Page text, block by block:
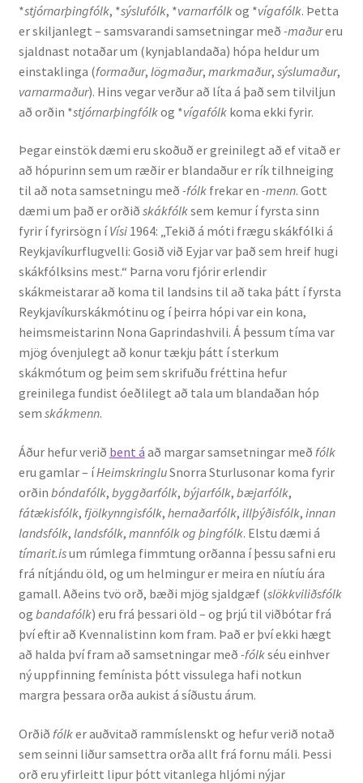
Staða íslenskunnar
Ritverk og erindi
Bækur
Önnur ritverk
Ritrýndar greinar
Óritrýnt fræðilegt efni
Málfarspistlar
Fræðilegir fyrirlestrar
Ýmis erindi
Blaðaefni
Administration
CV
Publications
Research
Teaching
*stjórnarþingfólk, *sýslufólk, *varnarfólkog *vígafólk. Þetta
er skiljanlegt – samsvarandi samsetningar með -maðureru
sjaldnast notaðar um (kynjablandaða) hópa heldur um
einstaklinga (formaður, lögmaður, markmaður, sýslumaður,
varnarmaður). Hins vegar verður að líta á það sem tilviljun
að orðin *stjórnarþingfólkog *vígafólkkoma ekki fyrir.
Þegar einstök dæmi eru skoðuð er greinilegt að ef vitað er
að hópurinn sem um ræðir er blandaður er rík tilhneiging
til að nota samsetningu með -fólk frekar en -menn. Gott
dæmi um það er orðið skákfólksem kemur í fyrsta sinn
fyrir í fyrirsögn íVísi1964: „Tekið á móti frægu skákfólki á
Reykjavíkurflugvelli: Gosið við Eyjar var það sem hreif hugi
skákfólksins mest.“ Þarna voru fjórir erlendir
skákmeistarar að koma til landsins til að taka þátt í fyrsta
Reykjavíkurskákmótinu og í þeirra hópi var ein kona,
heimsmeistarinn Nona Gaprindashvili. Á þessum tíma var
mjög óvenjulegt að konur tækju þátt í sterkum
skákmótum og þeim sem skrifuðu fréttina hefur
greinilega fundist óeðlilegt að tala um blandaðan hóp
sem skákmenn.
Áður hefur verið bent á að margar samsetningar með fólk
eru gamlar – íHeimskringluSnorra Sturlusonar koma fyrir
orðin bóndafólk, byggðarfólk, býjarfólk, bæjarfólk,
fátækisfólk, fjölkynngisfólk, hernaðarfólk, illþýðisfólk, innan
landsfólk, landsfólk, mannfólk og þingfólk. Elstu dæmi á
tímarit.isum rúmlega fimmtung orðanna í þessu safni eru
frá nítjándu öld, og um helmingur er meira en níutíu ára
gamall. Aðeins tvö orð, bæði mjög sjaldgæf (slökkviliðsfólk
og bandafólk) eru frá þessari öld – og þrjú til viðbótar frá
því eftir að Kvennalistinn kom fram. Það er því ekki hægt
að halda því fram að samsetningar með -fólkséu einhver
ný uppfinning femínista þótt vissulega hafi notkun
margra þessara orða aukist á síðustu árum.
Orðið fólker auðvitað rammíslenskt og hefur verið notað
sem seinni liður samsettra orða allt frá fornu máli. Þessi
orð eru yfirleitt lipur þótt vitanlega hljómi nýjar